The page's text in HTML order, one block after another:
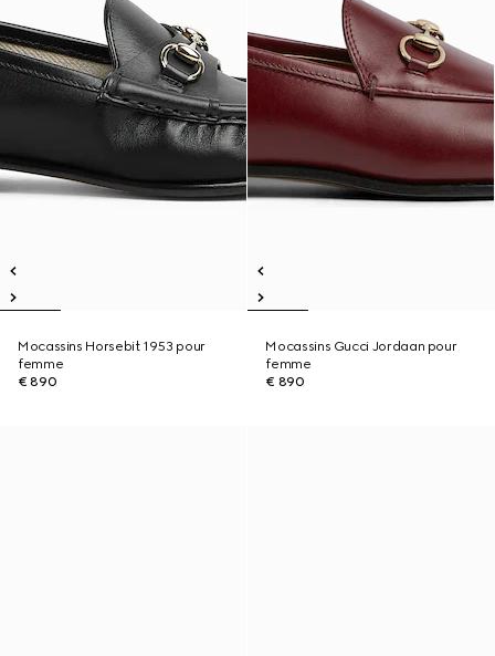
Mocassins Horsebit 1953 pour
femme
€ 890
Mocassins Gucci Jordaan pour
femme
€ 890